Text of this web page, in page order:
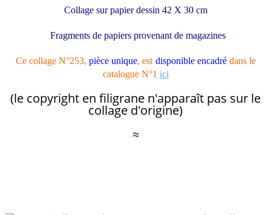
Collage sur papier dessin 42 X 30 cm
Fragments de papiers provenant de magazines
Ce collage N°253, pièce unique, est disponible encadré dans le
catalogue N°1 ici
(le copyright en filigrane n'apparaît pas sur le
collage d'origine)
≈